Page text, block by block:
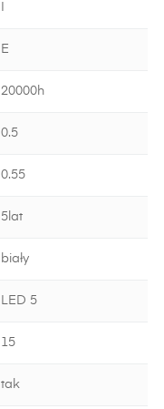
E
20000h
0.5
0.55
5lat
biały
LED 5
15
tak